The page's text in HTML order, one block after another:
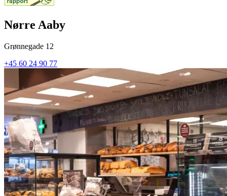
Nørre Aaby
Grønnegade 12
+45 60 24 90 77